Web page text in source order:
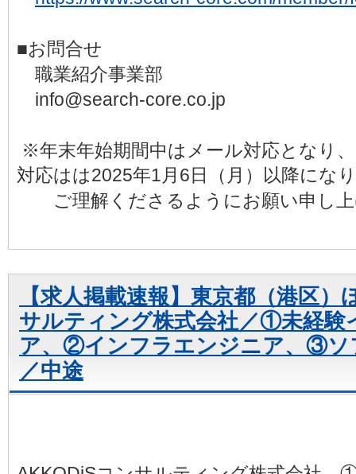
■お問合せ
職業紹介事業部
info@search-core.co.jp
※年末年始期間中はメール対応となり
対応はは2025年1月6日（月）以降にな
ご理解くださるようにお願い申し上
【求人掲載速報】東京都（港区
サルティング株式会社／①未経験
ア、②インフラエンジニア、③ソ
／中途